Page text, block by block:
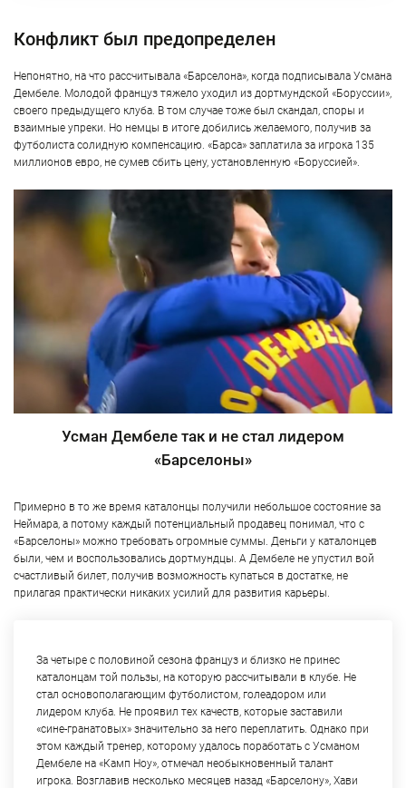
Конфликт был предопределен
Непонятно, на что рассчитывала «Барселона», когда подписывала Усмана
Дембеле. Молодой француз тяжело уходил из дортмундской «Боруссии»,
своего предыдущего клуба. В том случае тоже был скандал, споры и
взаимные упреки. Но немцы в итоге добились желаемого, получив за
футболиста солидную компенсацию. «Барса» заплатила за игрока 135
миллионов евро, не сумев сбить цену, установленную «Боруссией».
Усман Дембеле так и не стал лидером
«Барселоны»
Примерно в то же время каталонцы получили небольшое состояние за
Неймара, а потому каждый потенциальный продавец понимал, что с
«Барселоны» можно требовать огромные суммы. Деньги у каталонцев
были, чем и воспользовались дортмундцы. А Дембеле не упустил вой
счастливый билет, получив возможность купаться в достатке, не
прилагая практически никаких усилий для развития карьеры.
За четыре с половиной сезона француз и близко не принес
каталонцам той пользы, на которую рассчитывали в клубе. Не
стал основополагающим футболистом, голеадором или
лидером клуба. Не проявил тех качеств, которые заставили
«сине-гранатовых» значительно за него переплатить. Однако при
этом каждый тренер, которому удалось поработать с Усманом
Дембеле на «Камп Ноу», отмечал необыкновенный талант
игрока. Возглавив несколько месяцев назад «Барселону», Хави